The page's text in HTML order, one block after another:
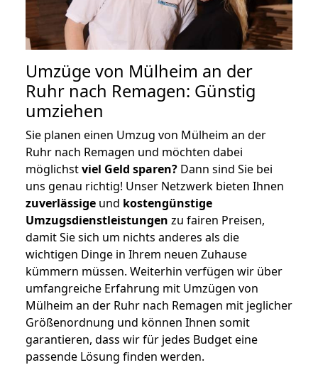
Umzüge von Mülheim an der
Ruhr nach Remagen: Günstig
umziehen
Sie planen einen Umzug von Mülheim an der
Ruhr nach Remagen und möchten dabei
möglichstviel Geld sparen? Dann sind Sie bei
uns genau richtig! Unser Netzwerk bieten Ihnen
zuverlässige und kostengünstige
Umzugsdienstleistungen zu fairen Preisen,
damit Sie sich um nichts anderes als die
wichtigen Dinge in Ihrem neuen Zuhause
kümmern müssen. Weiterhin verfügen wir über
umfangreiche Erfahrung mit Umzügen von
Mülheim an der Ruhr nach Remagen mit jeglicher
Größenordnung und können Ihnen somit
garantieren, dass wir für jedes Budget eine
passende Lösung finden werden.